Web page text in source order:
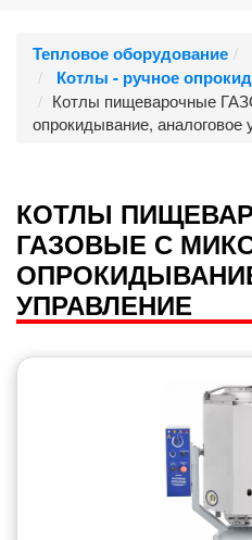
Тепловое оборудование
Котлы - ручное
Котлы пищеварочные
опрокидывание, аналоговое
КОТЛЫ
ГАЗОВЫЕ С
УПРАВЛЕНИЕ